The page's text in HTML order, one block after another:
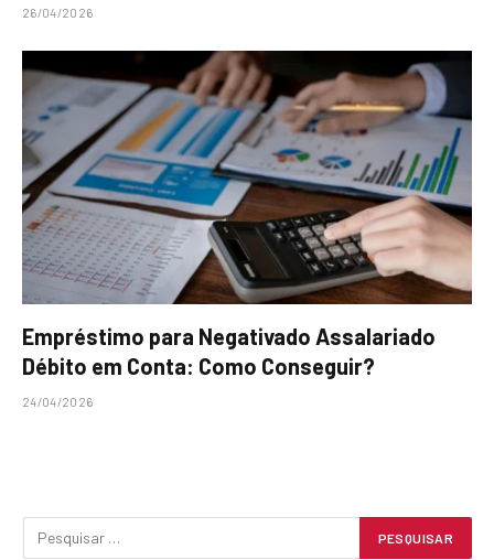
26/04/2026
Empréstimo para Negativado Assalariado
Débito em Conta: Como Conseguir?
24/04/2026